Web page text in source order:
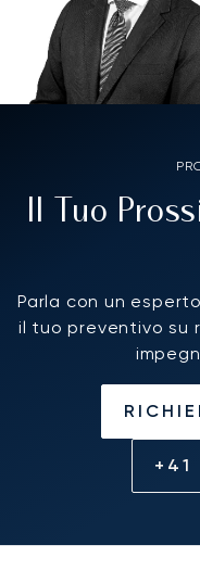
Il Tuo
Parla con un
il tuo preventivo su
+41